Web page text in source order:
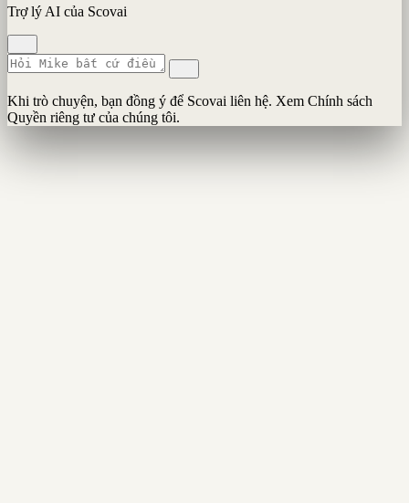
Trợ lý AI của Scovai
Khi trò chuyện, bạn đồng ý để Scovai liên hệ. Xem Chính sách
Quyền riêng tư của chúng tôi.